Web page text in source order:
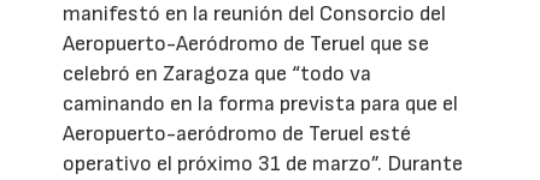
manifestó en la reunión del Consorcio del
Aeropuerto-Aeródromo de Teruel que se
celebró en Zaragoza que “todo va
caminando en la forma prevista para que el
Aeropuerto-aeródromo de Teruel esté
operativo el próximo 31 de marzo”. Durante